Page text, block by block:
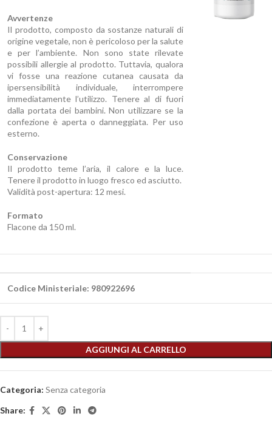
Avvertenze
Il prodotto, composto da sostanze naturali di
origine vegetale, non è pericoloso per la salute
e per l’ambiente. Non sono state rilevate
possibili allergie al prodotto. Tuttavia, qualora
vi fosse una reazione cutanea causata da
ipersensibilità individuale, interrompere
immediatamente l’utilizzo. Tenere al di fuori
dalla portata dei bambini. Non utilizzare se la
confezione è aperta o danneggiata. Per uso
esterno.
Conservazione
Il prodotto teme l’aria, il calore e la luce.
Tenere il prodotto in luogo fresco ed asciutto.
Validità post-apertura: 12 mesi.
Formato
Flacone da 150 ml.
Codice Ministeriale: 980922696
AGGIUNGI AL CARRELLO
Categoria: Senza categoria
Share: